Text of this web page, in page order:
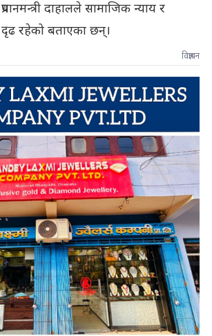
दाहालले सामाजिक न्याय र
रहेको बताएका छन्।
विज्ञापन